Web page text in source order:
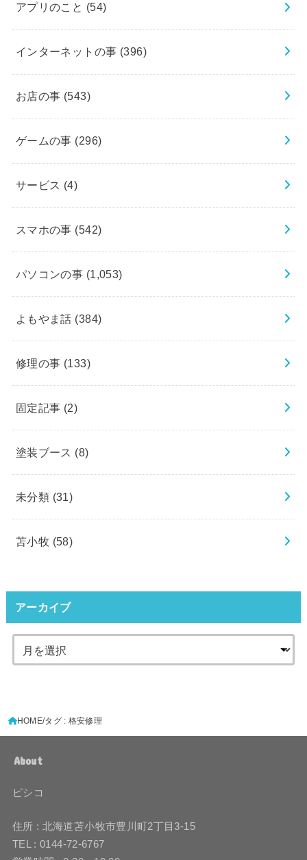
アプリのこと (54)
インターネットの事 (396)
お店の事 (543)
ゲームの事 (296)
サービス (4)
スマホの事 (542)
パソコンの事 (1,053)
よもやま話 (384)
修理の事 (133)
固定記事 (2)
塗装ブース (8)
未分類 (31)
苫小牧 (58)
アーカイブ
HOME タグ : 格安修理
About
ピシコ
住所 : 北海道苫小牧市豊川町2丁目3-15
TEL : 0144-72-6767